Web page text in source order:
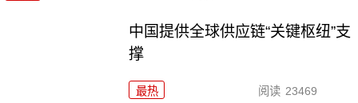
中国提供全球供应链“关键枢纽”支
撑
最热 阅读 23469